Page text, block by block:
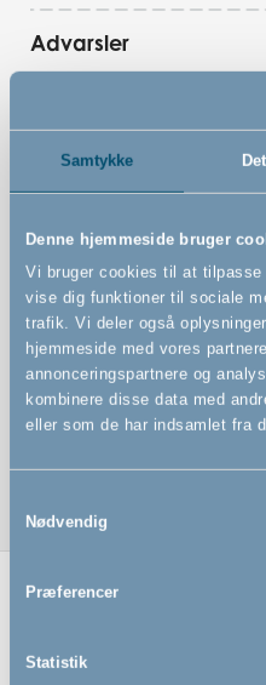
Samtykke
Denne hjemmeside bruger
Vi bruger cookies til at
vise dig funktioner til sociale
trafik. Vi deler også
hjemmeside med vores
annonceringspartnere og
kombinere disse data med
eller som de har indsamlet fra
Nødvendig
Præferencer
Statistik
Advarsler
Blød og sikker cuddle
Giver dit barn en
Kan bruges fra nyfødt
Skummadras sikrer
Vaskbar